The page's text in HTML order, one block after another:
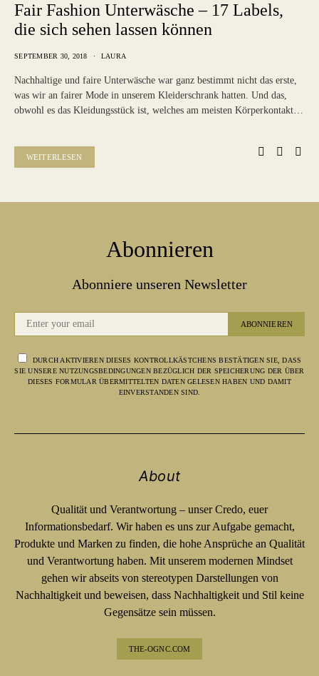
Fair Fashion Unterwäsche – 17 Labels,
die sich sehen lassen können
SEPTEMBER 30, 2018 LAURA
Nachhaltige und faire Unterwäsche war ganz bestimmt nicht das erste,
was wir an fairer Mode in unserem Kleiderschrank hatten. Und das,
obwohl es das Kleidungsstück ist, welches am meisten Körperkontakt…
WEITERLESEN
Abonnieren
Abonniere unseren Newsletter
ABONNIEREN
DURCH AKTIVIEREN DIESES KONTROLLKÄSTCHENS BESTÄTIGEN SIE, DASS
SIE UNSERE NUTZUNGSBEDINGUNGEN BEZÜGLICH DER SPEICHERUNG DER ÜBER
DIESES FORMULAR ÜBERMITTELTEN DATEN GELESEN HABEN UND DAMIT
EINVERSTANDEN SIND.
About
Qualität und Verantwortung – unser Credo, euer
Informationsbedarf. Wir haben es uns zur Aufgabe gemacht,
Produkte und Marken zu finden, die hohe Ansprüche an Qualität
und Verantwortung haben. Mit unserem modernen Mindset
gehen wir abseits von stereotypen Darstellungen von
Nachhaltigkeit und beweisen, dass Nachhaltigkeit und Stil keine
Gegensätze sein müssen.
THE-OGNC.COM